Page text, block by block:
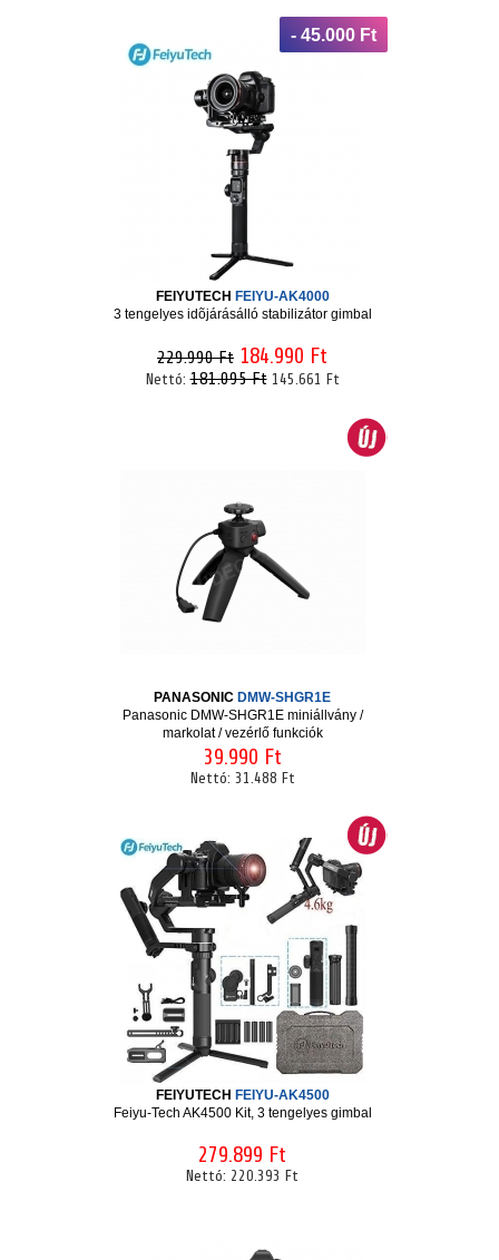
- 45.000 Ft
FEIYUTECH FEIYU-AK4000
3 tengelyes idõjárásálló stabilizátor gimbal
229.990 Ft 184.990 Ft
Nettó:181.095 Ft 145.661 Ft
PANASONIC DMW-SHGR1E
Panasonic DMW-SHGR1E miniállvány /
markolat / vezérlő funkciók
39.990 Ft
Nettó: 31.488 Ft
FEIYUTECH FEIYU-AK4500
Feiyu-Tech AK4500 Kit, 3 tengelyes gimbal
279.899 Ft
Nettó: 220.393 Ft